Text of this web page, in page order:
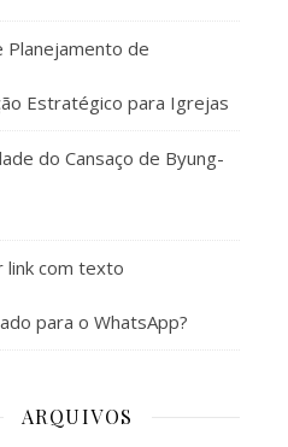
Planejamento de
Estratégico para Igrejas
do Cansaço de Byung-
link com texto
para o WhatsApp?
ARQUIVOS